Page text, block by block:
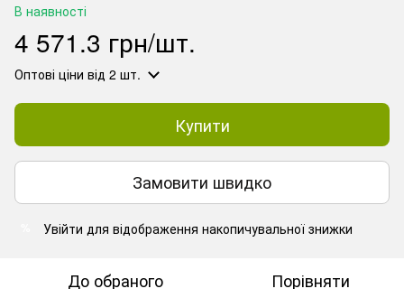
В наявності
4 571.3 грн/шт.
Оптові ціни від 2 шт.
Купити
Замовити швидко
Увійти для відображення накопичувальної знижки
До обраного Порівняти